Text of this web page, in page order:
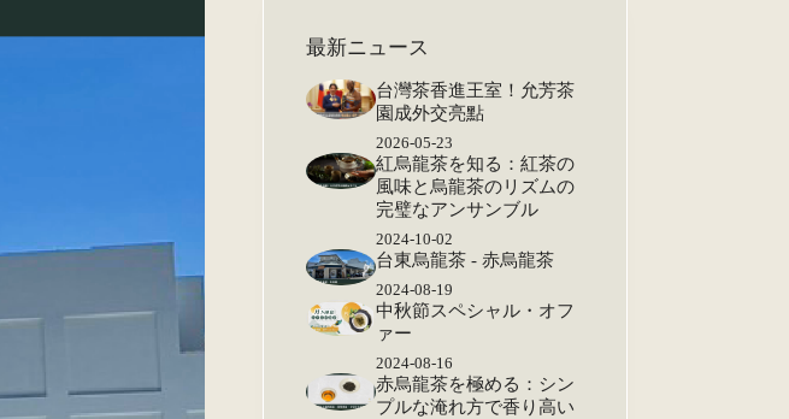
最新ニュース
台灣茶香進王室！允芳茶
園成外交亮點
2026-05-23
紅烏龍茶を知る：紅茶の
風味と烏龍茶のリズムの
完璧なアンサンブル
2024-10-02
台東烏龍茶 - 赤烏龍茶
2024-08-19
中秋節スペシャル・オフ
ァー
2024-08-16
赤烏龍茶を極める：シン
プルな淹れ方で香り高い